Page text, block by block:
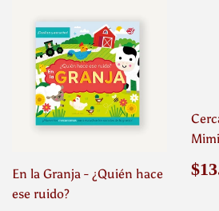
En la Granja - ¿Quién hace
ese ruido?